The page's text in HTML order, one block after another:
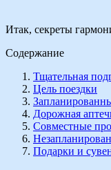
Итак, секреты
Содержание
Тщательная
Цель поездки
Дорожная
Совместные
Подарки и